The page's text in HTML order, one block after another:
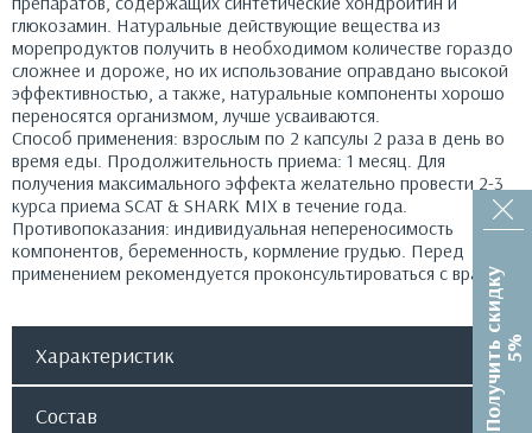
глюкозамин. Натуральные действующие вещества из
морепродуктов получить в необходимом количестве гораздо
сложнее и дороже, но их использование оправдано высокой
эффективностью, а также, натуральные компоненты хорошо
переносятся организмом, лучше усваиваются.
Способ применения: взрослым по 2 капсулы 2 раза в день во
время еды. Продолжительность приема: 1 месяц. Для
получения максимального эффекта желательно провести 2-3
курса приема SCAT & SHARK MIX в течение года.
Противопоказания: индивидуальная непереносимость
компонентов, беременность, кормление грудью. Перед
применением рекомендуется проконсультироваться с врачом.
Характеристик
Состав П
о
л
у
ч
и
т
ь
с
к
и
д
к
у
5%